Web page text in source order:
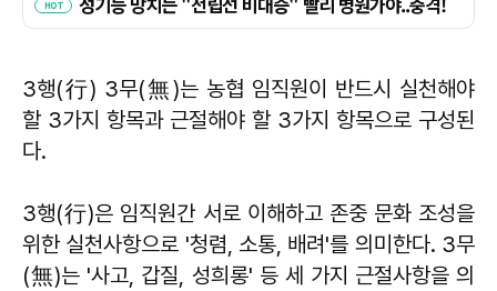
3행(行) 3무(無)는 농협 임직원이 반드시 실천해야
할 3가지 항목과 근절해야 할 3가지 항목으로 구성된
다.
3행(行)은 임직원간 서로 이해하고 존중 문화 조성을
위한 실천사항으로 '청렴, 소통, 배려'를 의미한다. 3무
(無)는 '사고, 갑질, 성희롱' 등 세 가지 근절사항을 의